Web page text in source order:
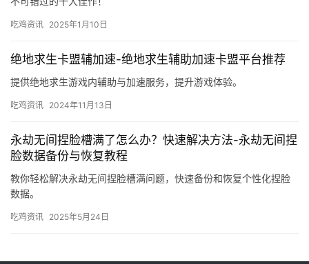
吃鸡资讯 2025年1月10日
绝地求生卡盟辅加速-绝地求生辅助加速卡盟平台推荐
提供绝地求生游戏内辅助与加速服务，提升游戏体验。
吃鸡资讯 2024年11月13日
永劫无间捏脸槽满了怎么办？快速解决方法-永劫无间捏
脸数据备份与恢复教程
教你轻松解决永劫无间捏脸槽满问题，快速备份和恢复个性化捏脸
数据。
吃鸡资讯 2025年5月24日